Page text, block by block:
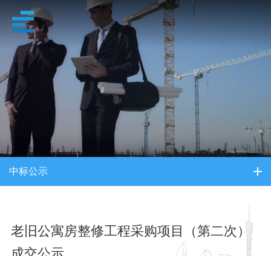
招采信息
中标公示
老旧公寓房整修工程采购项目（第二次）